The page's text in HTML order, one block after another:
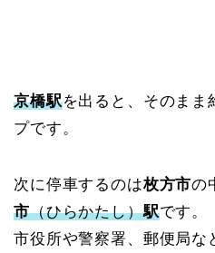
京橋駅を出ると、そのまま
プです。
次に停車するのは枚方市の
市（ひらかたし）駅です。
市役所や警察署、郵便局な